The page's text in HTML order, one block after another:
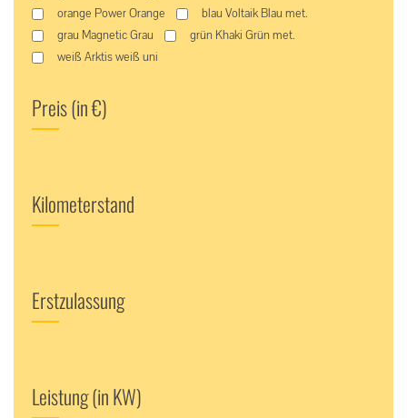
orange Power Orange
blau Voltaik Blau met.
grau Magnetic Grau
grün Khaki Grün met.
weiß Arktis weiß uni
Preis (in €)
Kilometerstand
Erstzulassung
Leistung (in KW)